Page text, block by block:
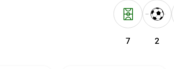
7 2